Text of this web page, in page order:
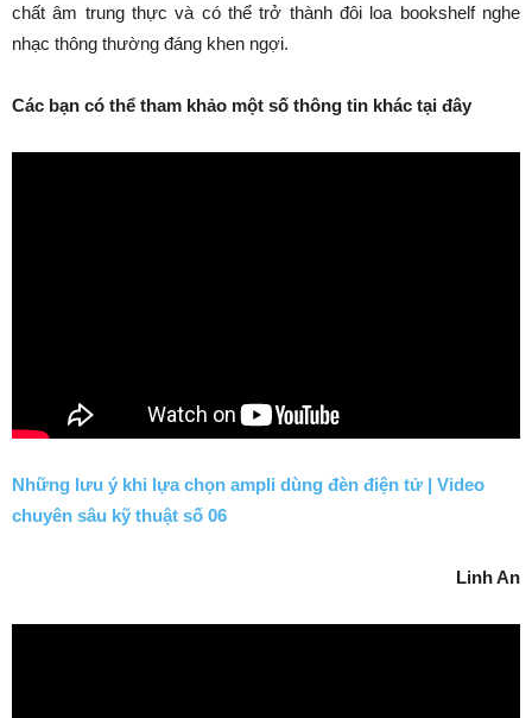
chất âm trung thực và có thể trở thành đôi loa bookshelf nghe
nhạc thông thường đáng khen ngợi.
Các bạn có thể tham khảo một số thông tin khác tại đây
Những lưu ý khi lựa chọn ampli dùng đèn điện tử | Video
chuyên sâu kỹ thuật số 06
Linh An